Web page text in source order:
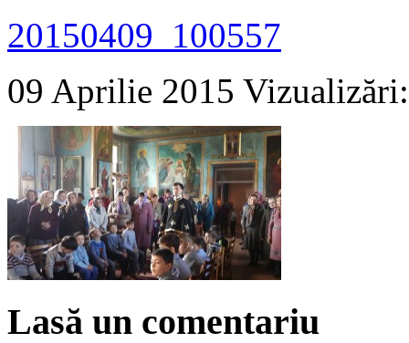
20150409_100557
09 Aprilie 2015
Lasă un comentariu